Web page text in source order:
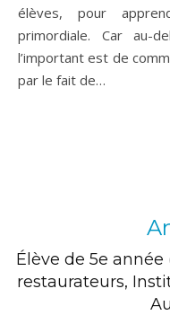
élèves, pour
primordiale. Car au-
l’important est de
par le fait de…
Élève de 5e
restaurateurs,